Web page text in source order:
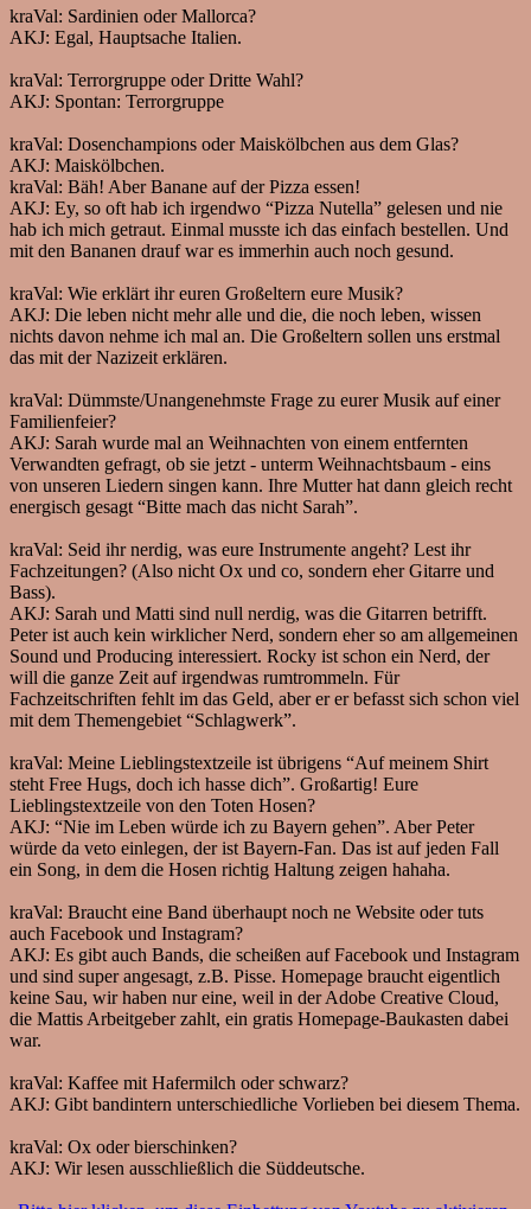
kraVal: Sardinien oder Mallorca?
AKJ: Egal, Hauptsache Italien.
kraVal: Terrorgruppe oder Dritte Wahl?
AKJ: Spontan: Terrorgruppe
kraVal: Dosenchampions oder Maiskölbchen aus dem Glas?
AKJ: Maiskölbchen.
kraVal: Bäh! Aber Banane auf der Pizza essen!
AKJ: Ey, so oft hab ich irgendwo “Pizza Nutella” gelesen und nie
hab ich mich getraut. Einmal musste ich das einfach bestellen. Und
mit den Bananen drauf war es immerhin auch noch gesund.
kraVal: Wie erklärt ihr euren Großeltern eure Musik?
AKJ: Die leben nicht mehr alle und die, die noch leben, wissen
nichts davon nehme ich mal an. Die Großeltern sollen uns erstmal
das mit der Nazizeit erklären.
kraVal: Dümmste/Unangenehmste Frage zu eurer Musik auf einer
Familienfeier?
AKJ: Sarah wurde mal an Weihnachten von einem entfernten
Verwandten gefragt, ob sie jetzt - unterm Weihnachtsbaum - eins
von unseren Liedern singen kann. Ihre Mutter hat dann gleich recht
energisch gesagt “Bitte mach das nicht Sarah”.
kraVal: Seid ihr nerdig, was eure Instrumente angeht? Lest ihr
Fachzeitungen? (Also nicht Ox und co, sondern eher Gitarre und
Bass).
AKJ: Sarah und Matti sind null nerdig, was die Gitarren betrifft.
Peter ist auch kein wirklicher Nerd, sondern eher so am allgemeinen
Sound und Producing interessiert. Rocky ist schon ein Nerd, der
will die ganze Zeit auf irgendwas rumtrommeln. Für
Fachzeitschriften fehlt im das Geld, aber er er befasst sich schon viel
mit dem Themengebiet “Schlagwerk”.
kraVal: Meine Lieblingstextzeile ist übrigens “Auf meinem Shirt
steht Free Hugs, doch ich hasse dich”. Großartig! Eure
Lieblingstextzeile von den Toten Hosen?
AKJ: “Nie im Leben würde ich zu Bayern gehen”. Aber Peter
würde da veto einlegen, der ist Bayern-Fan. Das ist auf jeden Fall
ein Song, in dem die Hosen richtig Haltung zeigen hahaha.
kraVal: Braucht eine Band überhaupt noch ne Website oder tuts
auch Facebook und Instagram?
AKJ: Es gibt auch Bands, die scheißen auf Facebook und Instagram
und sind super angesagt, z.B. Pisse. Homepage braucht eigentlich
keine Sau, wir haben nur eine, weil in der Adobe Creative Cloud,
die Mattis Arbeitgeber zahlt, ein gratis Homepage-Baukasten dabei
war.
kraVal: Kaffee mit Hafermilch oder schwarz?
AKJ: Gibt bandintern unterschiedliche Vorlieben bei diesem Thema.
kraVal: Ox oder bierschinken?
AKJ: Wir lesen ausschließlich die Süddeutsche.